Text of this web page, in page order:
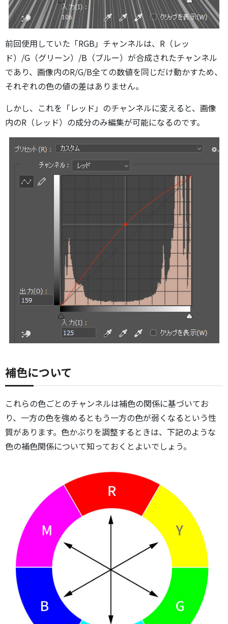
前回使用していた「RGB」チャンネルは、R（レッ
ド）/G（グリーン）/B（ブルー）が合成されたチャンネル
であり、画像内のR/G/B全ての数値を同じだけ動かすため、
それぞれの色の値の差はありません。
しかし、これを「レッド」のチャンネルに変えると、画像
内のR（レッド）の成分のみ編集が可能になるのです。
補色について
これらの色ごとのチャンネルは補色の関係に基づいてお
り、一方の色を強めるともう一方の色が弱くなるという性
質があります。色かぶりを調整するときは、下記のような
色の補色関係について知っておくとよいでしょう。